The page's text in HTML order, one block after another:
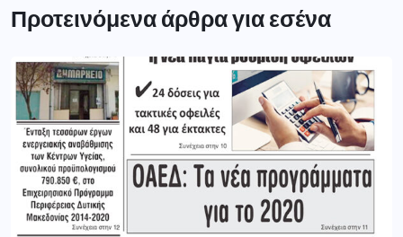
Προτεινόμενα άρθρα για εσένα